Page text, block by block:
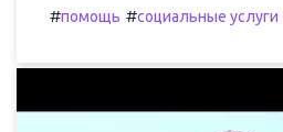
#помощь #социальные услуги